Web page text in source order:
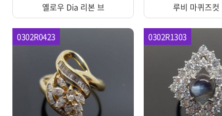
옐로우 Dia 리본 브 루비 마퀴즈컷
0302R0423 0302R1303